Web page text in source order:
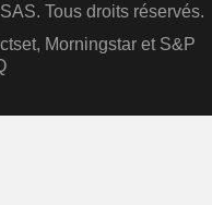
Tous droits réservés.
Morningstar et S&P